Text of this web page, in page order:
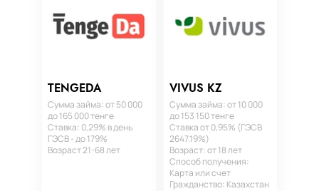
TENGEDA
Сумма займа: от 50 000
до 165 000 тенге
Ставка: 0,29% в день
ГЭСВ - до 179%
Возраст 21-68 лет
VIVUS KZ
Сумма займа: от 10 000
до 153 150 тенге
Ставка от 0,95% (ГЭСВ
2647.19%)
Возраст: от 18 лет
Способ получения:
Карта или счет
Гражданство: Казахстан